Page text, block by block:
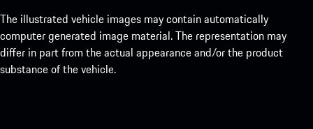
The illustrated vehicle images may contain automatically
computer generated image material. The representation may
differ in part from the actual appearance and/or the product
substance of the vehicle.